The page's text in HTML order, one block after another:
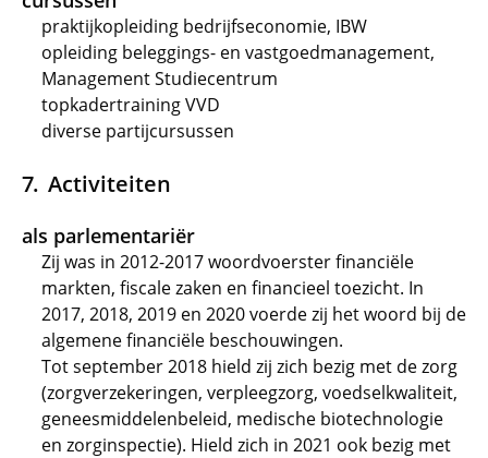
praktijkopleiding bedrijfseconomie, IBW
opleiding beleggings- en vastgoedmanagement,
Management Studiecentrum
topkadertraining VVD
diverse partijcursussen
Activiteiten
als parlementariër
Zij was in 2012-2017 woordvoerster financiële
markten, fiscale zaken en financieel toezicht. In
2017, 2018, 2019 en 2020 voerde zij het woord bij de
algemene financiële beschouwingen.
Tot september 2018 hield zij zich bezig met de zorg
(zorgverzekeringen, verpleegzorg, voedselkwaliteit,
geneesmiddelenbeleid, medische biotechnologie
en zorginspectie). Hield zich in 2021 ook bezig met